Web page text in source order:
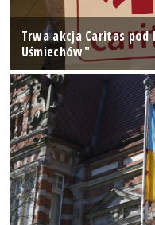
Trwa akcja Caritas pod
Uśmiechów"